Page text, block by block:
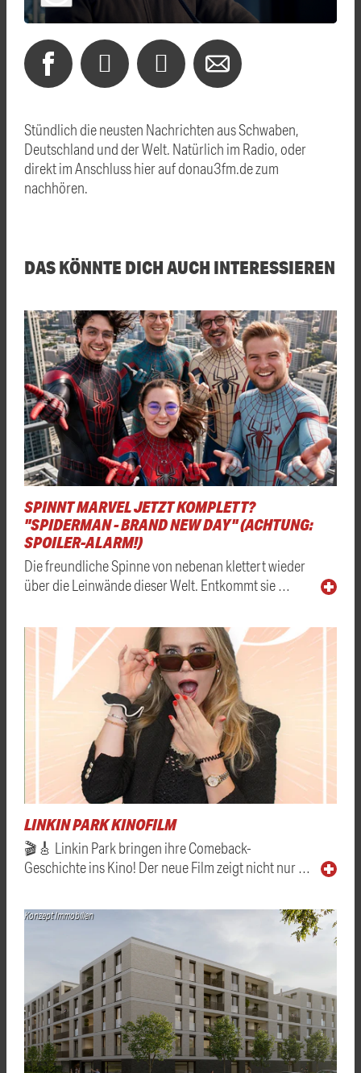
Stündlich die neusten Nachrichten aus Schwaben,
Deutschland und der Welt. Natürlich im Radio, oder
direkt im Anschluss hier auf donau3fm.de zum
nachhören.
DAS KÖNNTE DICH AUCH INTERESSIEREN
SPINNT MARVEL JETZT KOMPLETT?
"SPIDERMAN - BRAND NEW DAY" (ACHTUNG:
SPOILER-ALARM!)
Die freundliche Spinne von nebenan klettert wieder
über die Leinwände dieser Welt. Entkommt sie …
LINKIN PARK KINOFILM
🎬🎸 Linkin Park bringen ihre Comeback-
Geschichte ins Kino! Der neue Film zeigt nicht nur …
Konzept Immobilien